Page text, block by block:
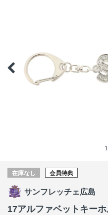
在庫なし 会員特典
サンフレッチェ広島
17アルファベットキー